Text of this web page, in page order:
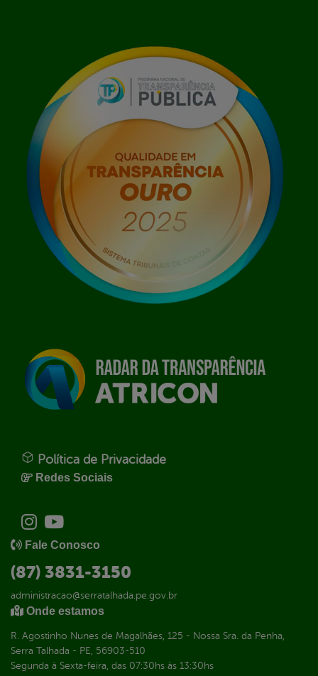
Política de Privacidade
Redes Sociais
Fale Conosco
(87) 3831-3150
administracao@serratalhada.pe.gov.br
Onde estamos
R. Agostinho Nunes de Magalhães, 125 - Nossa Sra. da Penha,
Serra Talhada - PE, 56903-510
Segunda à Sexta-feira, das 07:30hs às 13:30hs